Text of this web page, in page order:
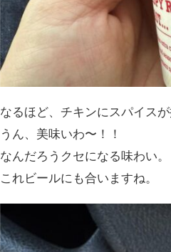
なるほど、チキンにスパイス
うん、美味いわ〜！！
なんだろうクセになる味わい。
これビールにも合いますね。